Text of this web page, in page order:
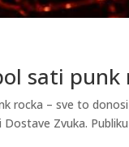
sati
rocka – sve to
Zvuka.